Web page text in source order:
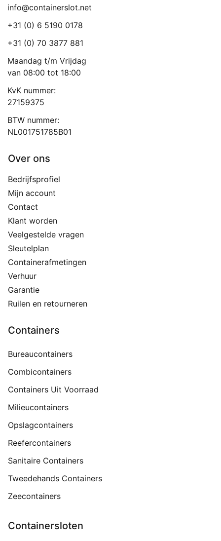
info@containerslot.net
+31 (0) 6 5190 0178
+31 (0) 70 3877 881
Maandag t/m Vrijdag
van 08:00 tot 18:00
KvK nummer:
27159375
BTW nummer:
NL001751785B01
Over ons
Bedrijfsprofiel
Mijn account
Contact
Klant worden
Veelgestelde vragen
Sleutelplan
Containerafmetingen
Verhuur
Garantie
Ruilen en retourneren
Containers
Bureaucontainers
Combicontainers
Containers Uit Voorraad
Milieucontainers
Opslagcontainers
Reefercontainers
Sanitaire Containers
Tweedehands Containers
Zeecontainers
Containersloten